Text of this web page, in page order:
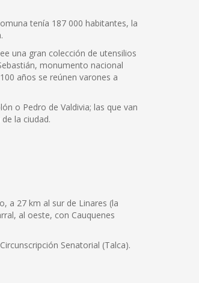
tenía 187 000 habitantes, la
una gran colección de utensilios
monumento nacional
años se reúnen varones a
o Pedro de Valdivia; las que van
la ciudad.
a 27 km al sur de Linares (la
al oeste, con Cauquenes
Senatorial (Talca).